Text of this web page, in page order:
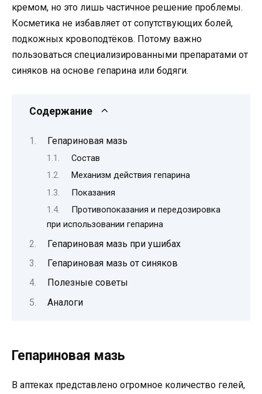
кремом, но это лишь частичное решение проблемы.
Косметика не избавляет от сопутствующих болей,
подкожных кровоподтёков. Потому важно
пользоваться специализированными препаратами от
синяков на основе гепарина или бодяги.
Содержание
Гепариновая мазь
Состав
Механизм действия гепарина
Показания
Противопоказания и передозировка
при использовании гепарина
Гепариновая мазь при ушибах
Гепариновая мазь от синяков
Полезные советы
Аналоги
Гепариновая мазь
В аптеках представлено огромное количество гелей,